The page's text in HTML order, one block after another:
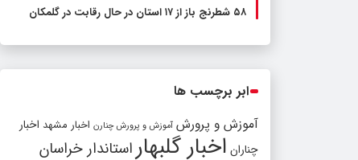
۵۸ شطرنج‌ باز از ۱۷ استان در حال رقابت در گلمکان
ابر برچسب ها
آموزش و پرورش آموزش و پرورش چنارن اخبار مشهد اخبار
چناران اخبار گلبهار استاندار خراسان